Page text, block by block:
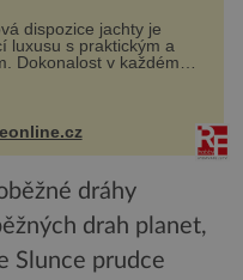
dispozice jachty je
luxusu s praktickým a
Dokonalost v každém
značka Fendi
byly vybaveny její
přístav nabízí
dráhy
drah planet,
Slunce prudce